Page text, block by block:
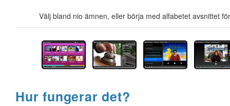
Välj bland nio ämnen, eller börja med alfabetet avsnittet
Hur fungerar det?